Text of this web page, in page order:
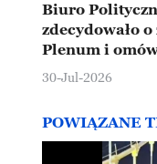
Biuro
zdecydowało
Plenum i
gospodarki
30-Jul-2026
POWIĄZANE